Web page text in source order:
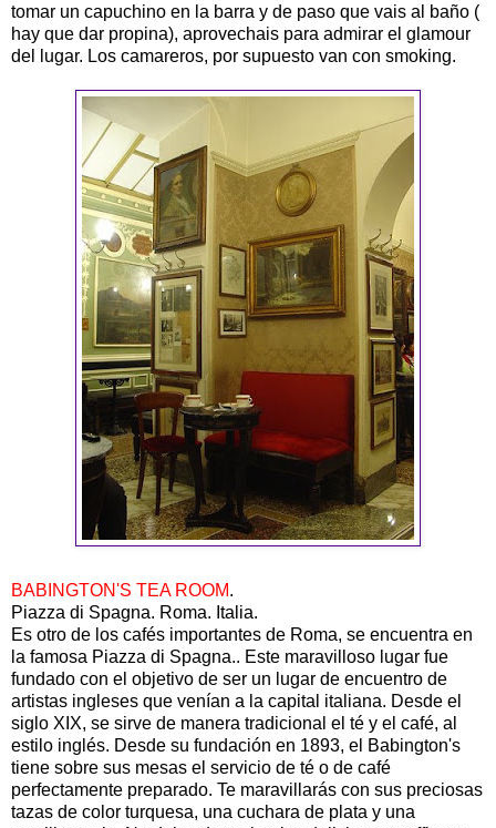
tomar un capuchino en la barra y de paso que vais al baño (
hay que dar propina), aprovechais para admirar el glamour
del lugar. Los camareros, por supuesto van con smoking.
BABINGTON'S TEA ROOM.
Piazza di Spagna. Roma. Italia.
Es otro de los cafés importantes de Roma, se encuentra en
la famosa Piazza di Spagna.. Este maravilloso lugar fue
fundado con el objetivo de ser un lugar de encuentro de
artistas ingleses que venían a la capital italiana. Desde el
siglo XIX, se sirve de manera tradicional el té y el café, al
estilo inglés. Desde su fundación en 1893, el Babington's
tiene sobre sus mesas el servicio de té o de café
perfectamente preparado. Te maravillarás con sus preciosas
tazas de color turquesa, una cuchara de plata y una